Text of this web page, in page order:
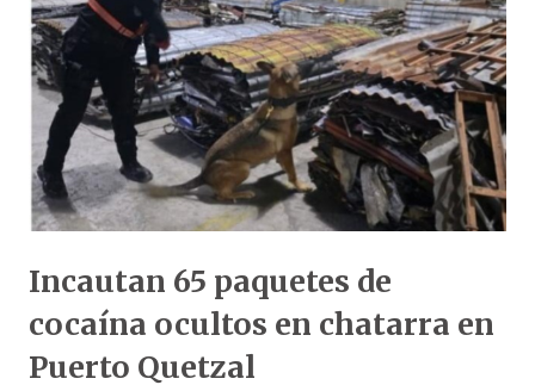
Incautan 65 paquetes de
cocaína ocultos en chatarra en
Puerto Quetzal